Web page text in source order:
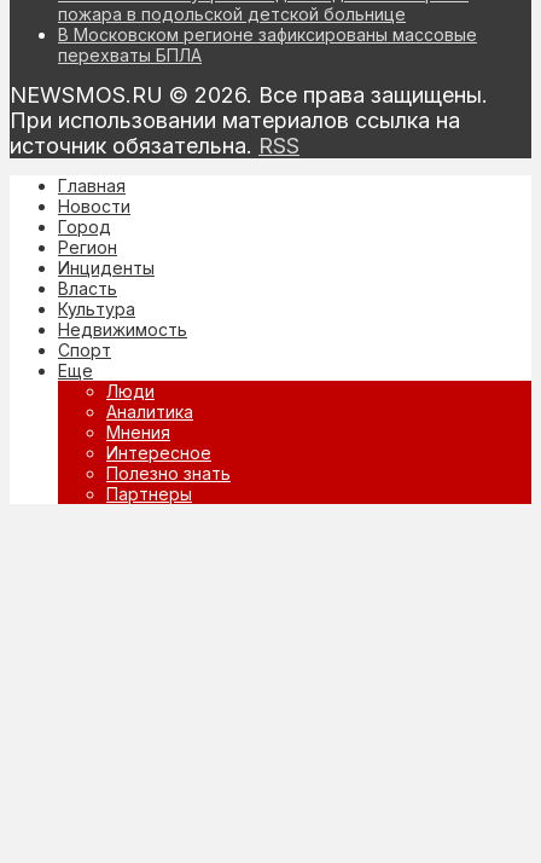
пожара в подольской детской больнице
В Московском регионе зафиксированы массовые
перехваты БПЛА
NEWSMOS.RU © 2026. Все права защищены.
При использовании материалов ссылка на
источник обязательна. RSS
Главная
Новости
Город
Регион
Инциденты
Власть
Культура
Недвижимость
Спорт
Еще
Люди
Аналитика
Мнения
Интересное
Полезно знать
Партнеры